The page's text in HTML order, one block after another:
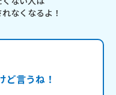
なくなるよ！
ど言うね！